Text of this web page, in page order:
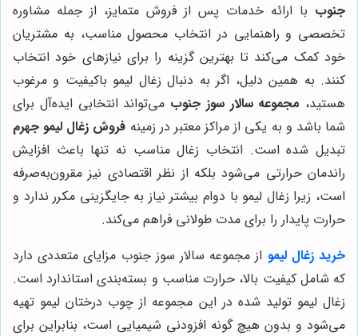
جنوب با ارائه خدمات پس از فروش متمایز، از جمله مشاوره
تخصصی و راهنمایی در انتخاب محصول مناسب، به مشتریان
خود کمک می‌کند تا بهترین گزینه را برای نیازهای خود انتخاب
کنند. به همین دلیل، اگر به دنبال زغال لیمو باکیفیت و مرغوب
هستید، مجموعه سالار سوز جنوب می‌تواند انتخابی ایده‌آل برای
شما باشد و به یکی از مراکز معتبر در زمینه فروش زغال لیمو جهرم
تبدیل شده است. انتخاب زغال مناسب نه تنها باعث افزایش
راندمان حرارتی می‌شود بلکه از نظر اقتصادی نیز مقرون‌به‌صرفه
است، زیرا زغال لیمو با دوام بیشتر نیاز به جایگزینی مکرر ندارد و
حرارت پایدار را برای مدت طولانی فراهم می‌کند.
خرید زغال لیمو از مجموعه سالار سوز جنوب مزایای متعددی دارد
که شامل کیفیت بالا، حرارت مناسب و بسته‌بندی استاندارد است.
زغال لیمو تولید شده در این مجموعه از چوب درختان لیمو تهیه
می‌شود و بدون هیچ گونه افزودنی شیمیایی است، بنابراین برای